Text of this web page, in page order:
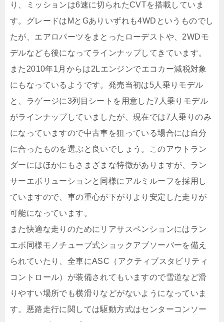
り、ミッションは6速に切られたCVTを搭載していま
す。グレードはMとGありいずれも4WDというものでし
たが、エアロパーツをまとったローデストや、2WDモ
デルなども後になってラインナップしてきています。
また2010年1月からは2Lエンジンでエコカー減税対象
にもなっているようです。発売当初は5人乗りモデル
と、ラゲージに3列目シートを用意した7人乗りモデル
がラインナップしていましたが、現在では7人乗りのみ
になっていますので中古車を狙っている場合には自分
に合ったものを選ぶと良いでしょう。このアウトラン
ダーにはほかにもさまざまな特徴がありますが、ラン
サーエボリューションと同様にアルミルーフを採用し
ていますので、車の重心が下がりより安定した走りが
可能になっています。
また快適な走りのためにリアサスペンションにはラン
エボ同様モノチューブ式ショックアブソーバーを備え
られていたり、全車にASC（アクティブスタビリティ
コントロール）が装備されてもいますので雪道など滑
りやすい場所でも横滑りなどがないようになっていま
す。悪路走行に関しては駆動方式はセンターコンソー